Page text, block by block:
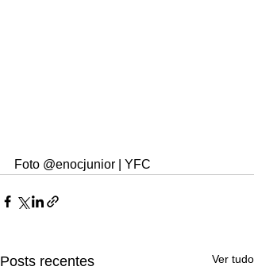
Foto @enocjunior | YFC
Posts recentes Ver tudo